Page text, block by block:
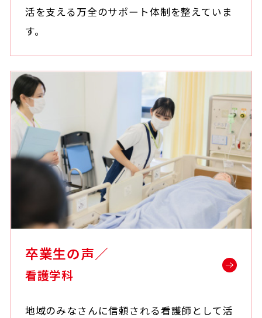
活を支える万全のサポート体制を整えていま
す。
卒業生の声／
看護学科
地域のみなさんに信頼される看護師として活